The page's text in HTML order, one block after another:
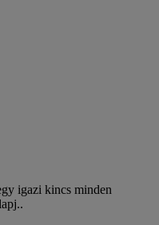
igazi kincs minden